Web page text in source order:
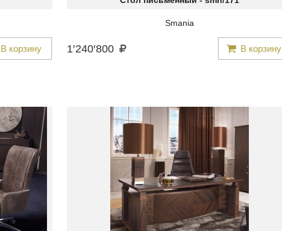
В корзину
Smania
1′240′800 В корзину